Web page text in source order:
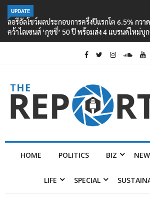
UPDATE
ลอรีอัลโชว์ผลประกอบการครึ่งปีแรกโต 6.5% กวา
คว้าไลเซนส์ ‘กุชชี่’ 50 ปี พร้อมส่ง 4 แบรนด์ใหม่บุ
HOME POLITICS BIZ
LIFE SPECIAL